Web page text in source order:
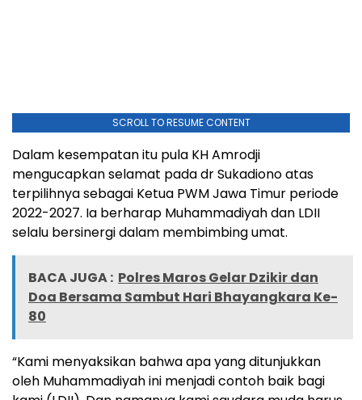
SCROLL TO RESUME CONTENT
Dalam kesempatan itu pula KH Amrodji
mengucapkan selamat pada dr Sukadiono atas
terpilihnya sebagai Ketua PWM Jawa Timur periode
2022-2027. Ia berharap Muhammadiyah dan LDII
selalu bersinergi dalam membimbing umat.
BACA JUGA : Polres Maros Gelar Dzikir dan
Doa Bersama Sambut Hari Bhayangkara Ke-
80
“Kami menyaksikan bahwa apa yang ditunjukkan
oleh Muhammadiyah ini menjadi contoh baik bagi